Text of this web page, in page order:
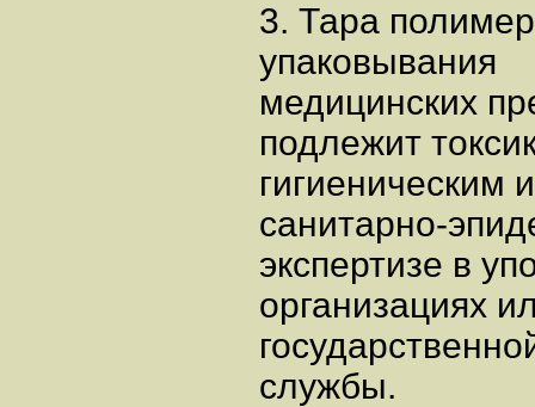
3. Тара
упаковывания
медицинских
подлежит
гигиеническим
санитарно-
экспертизе в
организациях
службы.